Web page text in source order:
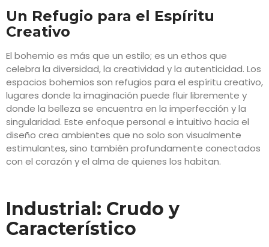
Un Refugio para el Espíritu
Creativo
El bohemio es más que un estilo; es un ethos que
celebra la diversidad, la creatividad y la autenticidad. Los
espacios bohemios son refugios para el espíritu creativo,
lugares donde la imaginación puede fluir libremente y
donde la belleza se encuentra en la imperfección y la
singularidad. Este enfoque personal e intuitivo hacia el
diseño crea ambientes que no solo son visualmente
estimulantes, sino también profundamente conectados
con el corazón y el alma de quienes los habitan.
Industrial: Crudo y
Característico